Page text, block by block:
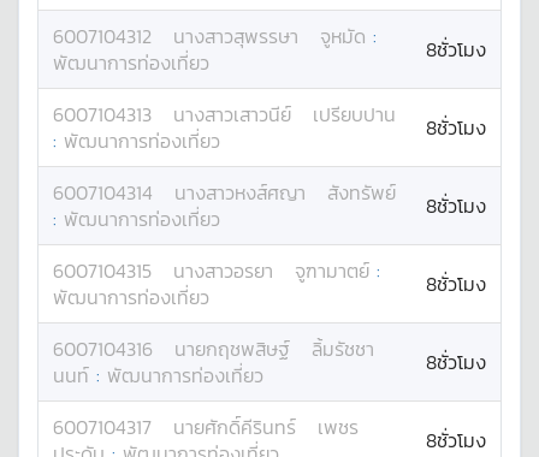
6007104312 นางสาวสุพรรษา จูหมัด :
พัฒนาการท่องเที่ยว
8ชั่วโมง
6007104313 นางสาวเสาวนีย์
เปรียบปาน
: พัฒนาการท่องเที่ยว 8ชั่วโมง
6007104314 นางสาวหงส์ศญา
สังทรัพย์
: พัฒนาการท่องเที่ยว 8ชั่วโมง
6007104315 นางสาวอรยา จูฑามาตย์ :
พัฒนาการท่องเที่ยว
8ชั่วโมง
6007104316 นายกฤชพสิษฐ์
ลิ้มรัชชา
นนท์ : พัฒนาการท่องเที่ยว 8ชั่วโมง
6007104317 นายศักดิ์คีรินทร์
เพชร
8ชั่วโมง